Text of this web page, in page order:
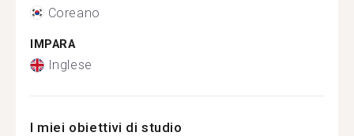
Coreano
IMPARA
Inglese
I miei obiettivi di studio